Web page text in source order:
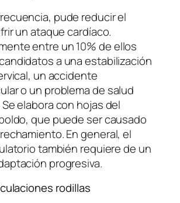
pude reducir el
un ataque cardíaco.
entre un 10% de ellos
a una estabilización
un accidente
o un problema de salud
elabora con hojas del
que puede ser causado
En general, el
también requiere de un
progresiva.
rodillas